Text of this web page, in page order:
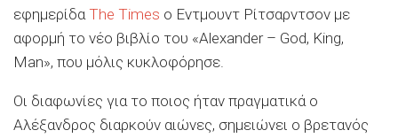
εφημερίδα The Times o Εντμουντ Ρίτσαρντσον με
αφορμή το νέο βιβλίο του «Alexander – God, King,
Man», που μόλις κυκλοφόρησε.
Οι διαφωνίες για το ποιος ήταν πραγματικά ο
Αλέξανδρος διαρκούν αιώνες, σημειώνει ο βρετανός